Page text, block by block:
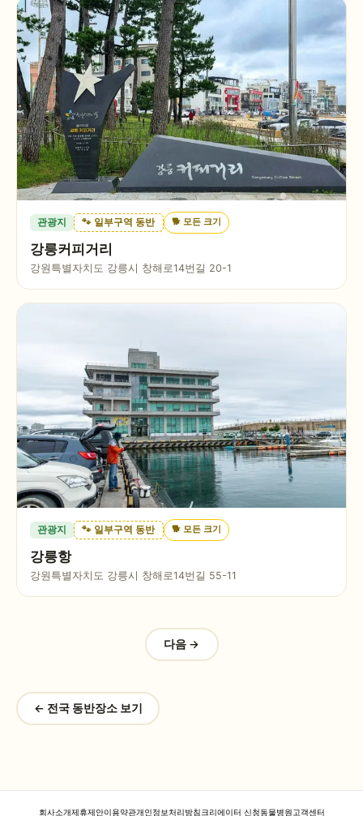
관광지 🐾 일부구역 동반 🐕 모든 크기
강릉커피거리
강원특별자치도 강릉시 창해로14번길 20-1
관광지 🐾 일부구역 동반 🐕 모든 크기
강릉항
강원특별자치도 강릉시 창해로14번길 55-11
다음 →
← 전국 동반장소 보기
회사소개제휴제안이용약관개인정보처리방침크리에이터 신청동물병원고객센터